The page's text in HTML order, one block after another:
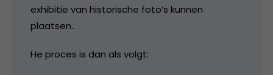
exhibitie van historische foto’s kunnen
plaatsen..
He proces is dan als volgt: